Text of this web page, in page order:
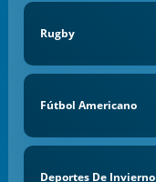
Rugby
Fútbol Americano
Deportes De Invierno